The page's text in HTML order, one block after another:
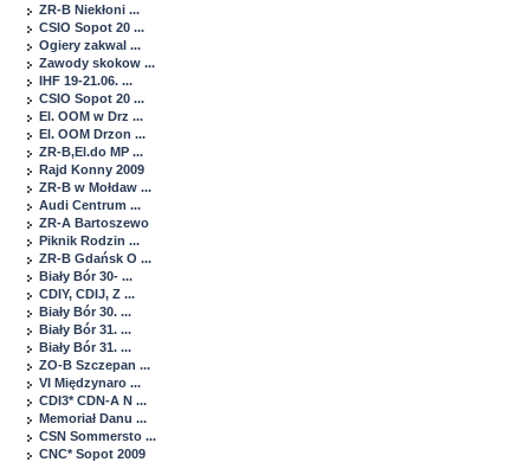
ZR-B Niekłoni ...
CSIO Sopot 20 ...
Ogiery zakwal ...
Zawody skokow ...
IHF 19-21.06. ...
CSIO Sopot 20 ...
El. OOM w Drz ...
El. OOM Drzon ...
ZR-B,El.do MP ...
Rajd Konny 2009
ZR-B w Mołdaw ...
Audi Centrum ...
ZR-A Bartoszewo
Piknik Rodzin ...
ZR-B Gdańsk O ...
Biały Bór 30- ...
CDIY, CDIJ, Z ...
Biały Bór 30. ...
Biały Bór 31. ...
Biały Bór 31. ...
ZO-B Szczepan ...
VI Międzynaro ...
CDI3* CDN-A N ...
Memoriał Danu ...
CSN Sommersto ...
CNC* Sopot 2009